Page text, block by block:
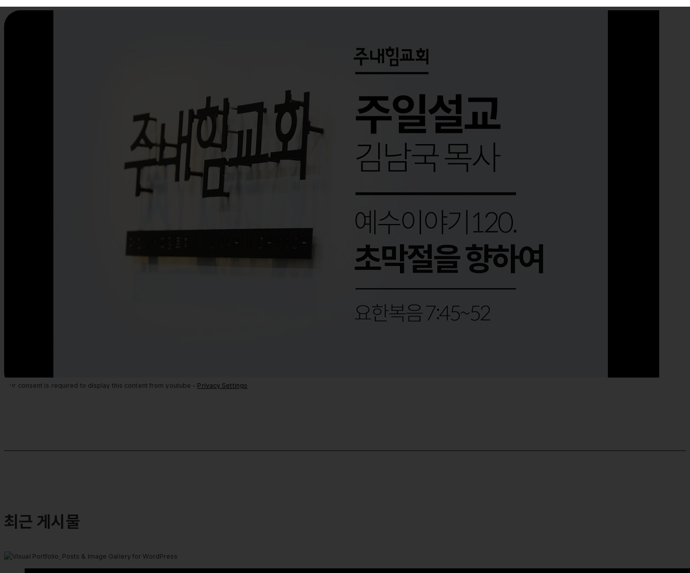
Your consent is required to display this content from youtube - Privacy Settings
최근 게시물